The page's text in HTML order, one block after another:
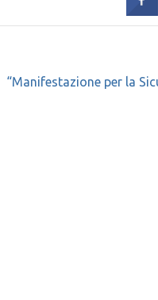
“Manifestazione per la